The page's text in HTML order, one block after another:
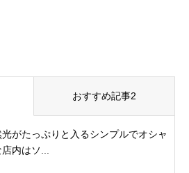
おすすめ記事2
光がたっぷりと入るシンプルでオシャ
内はソ...